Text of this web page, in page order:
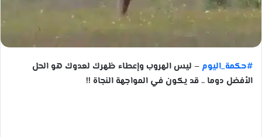
#حكمة_اليوم – ليس الهروب وإعطاء ظهرك لعدوك هو الحل
الأفضل دوما .. قد يكون في المواجهة النجاة !!